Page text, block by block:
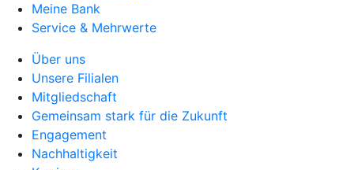
Meine Bank
Service & Mehrwerte
Über uns
Unsere Filialen
Mitgliedschaft
Gemeinsam stark für die Zukunft
Engagement
Nachhaltigkeit